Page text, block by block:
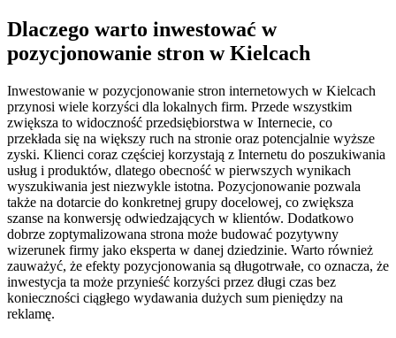
Dlaczego warto inwestować w
pozycjonowanie stron w Kielcach
Inwestowanie w pozycjonowanie stron internetowych w Kielcach
przynosi wiele korzyści dla lokalnych firm. Przede wszystkim
zwiększa to widoczność przedsiębiorstwa w Internecie, co
przekłada się na większy ruch na stronie oraz potencjalnie wyższe
zyski. Klienci coraz częściej korzystają z Internetu do poszukiwania
usług i produktów, dlatego obecność w pierwszych wynikach
wyszukiwania jest niezwykle istotna. Pozycjonowanie pozwala
także na dotarcie do konkretnej grupy docelowej, co zwiększa
szanse na konwersję odwiedzających w klientów. Dodatkowo
dobrze zoptymalizowana strona może budować pozytywny
wizerunek firmy jako eksperta w danej dziedzinie. Warto również
zauważyć, że efekty pozycjonowania są długotrwałe, co oznacza, że
inwestycja ta może przynieść korzyści przez długi czas bez
konieczności ciągłego wydawania dużych sum pieniędzy na
reklamę.